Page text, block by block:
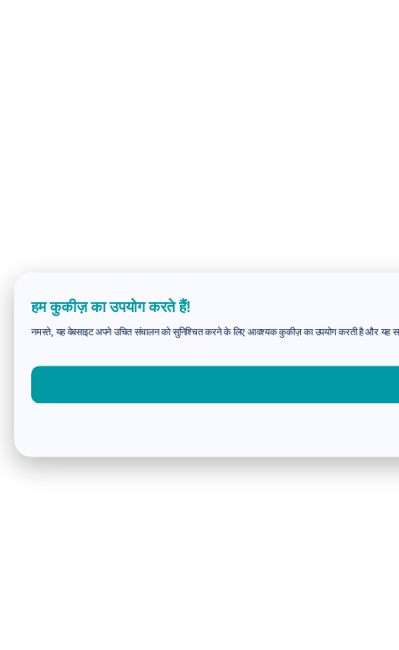
हम कुकीज़ का उपयोग करते हैं!
नमस्ते, यह वेबसाइट अपने उचित संचालन को सुनिश्चित करने के लिए आवश्यक कुकीज़ का उपयोग करती है और यह